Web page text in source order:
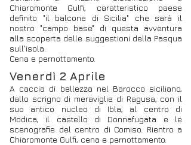
Chiaromonte Gulfi, caratteristico paese
definito "il balcone di Sicilia" che sarà il
nostro "campo base" di questa avventura
alla scoperta delle suggestioni della Pasqua
sull'isola.
Cena e pernottamento.
Venerdì 2 Aprile
A caccia di bellezza nel Barocco siciliano,
dallo scrigno di meraviglie di Ragusa, con il
suo antico nucleo di Ibla, al centro di
Modica, il castello di Donnafugata e le
scenografie del centro di Comiso. Rientro a
Chiaromonte Gulfi, cena e pernottamento.